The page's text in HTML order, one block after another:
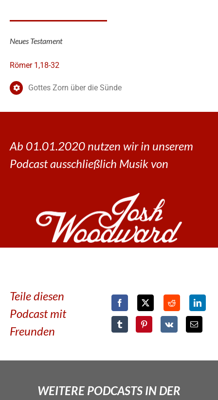
Neues Testament
Römer 1,18-32
Gottes Zorn über die Sünde
Ab 01.01.2020 nutzen wir in unserem
Podcast ausschließlich Musik von
Teile diesen
Podcast mit
Freunden
WEITERE PODCASTS IN DER